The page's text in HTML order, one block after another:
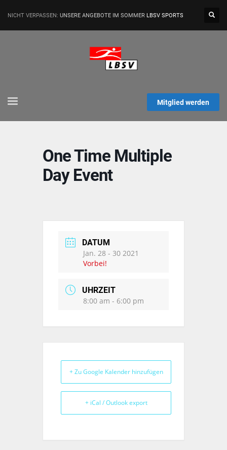
NICHT VERPASSEN: UNSERE ANGEBOTE IM SOMMER LBSV SPORTS
Mitglied werden
One Time Multiple
Day Event
DATUM
Jan. 28 - 30 2021
Vorbei!
UHRZEIT
8:00 am - 6:00 pm
+ Zu Google Kalender hinzufügen
+ iCal / Outlook export